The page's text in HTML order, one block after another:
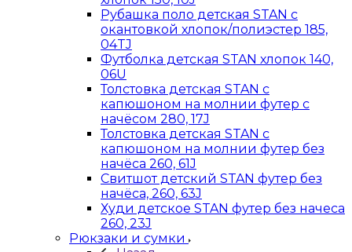
Рубашка поло детская STAN с
окантовкой хлопок/полиэстер 185,
04TJ
Футболка детская STAN хлопок 140,
06U
Толстовка детская STAN с
капюшоном на молнии футер с
начёсом 280, 17J
Толстовка детская STAN с
капюшоном на молнии футер без
начёса 260, 61J
Свитшот детский STAN футер без
начёса, 260, 63J
Худи детское STAN футер без начеса
260, 23J
Рюкзаки и сумки